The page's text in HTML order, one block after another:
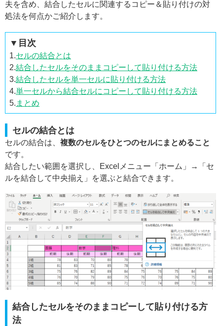
夫を含め、結合したセルに関連するコピー＆貼り付けの対
処法を何点かご紹介します。
▼目次
1.セルの結合とは
2.結合したセルをそのままコピーして貼り付ける方法
3.結合したセルを単一セルに貼り付ける方法
4.単一セルから結合セルにコピーして貼り付ける方法
5. まとめ
セルの結合とは
セルの結合は、 複数のセルをひとつのセルにまとめること
です。
結合したい範囲を選択し、Excelメニュー「ホーム」→「セ
ルを結合して中央揃え」を選ぶと結合できます。
結合したセルをそのままコピーして貼り付ける方
法